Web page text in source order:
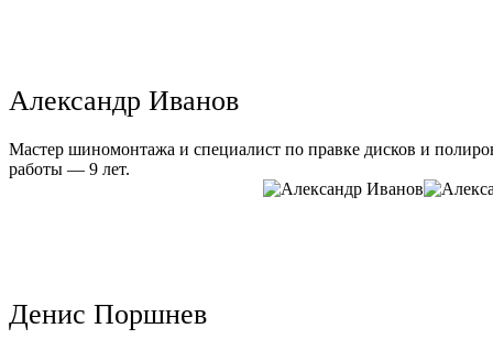
Александр Иванов
Мастер шиномонтажа и специалист по правке дисков и
работы — 9 лет.
Денис Поршнев